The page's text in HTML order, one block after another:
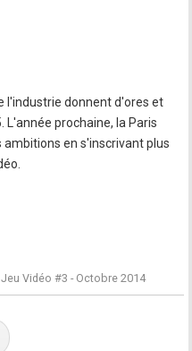
l'industrie donnent d'ores et
L'année prochaine, la Paris
ambitions en s'inscrivant plus
Vidéo #3 - Octobre 2014